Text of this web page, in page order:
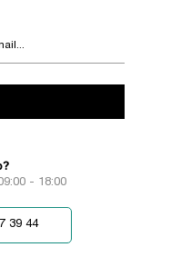
- 18:00
39 44